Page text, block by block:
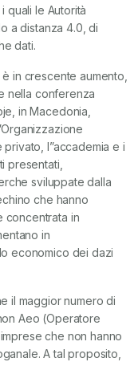
quali le Autorità
a distanza 4.0, di
dati.
in crescente aumento,
nella conferenza
in Macedonia,
l”accademia e i
presentati,
sviluppate dalla
che hanno
concentrata in
in
economico dei dazi
il maggior numero di
Aeo (Operatore
che non hanno
A tal proposito,